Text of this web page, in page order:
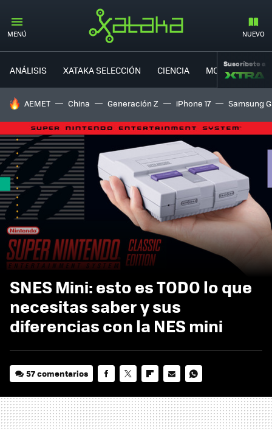
MENÚ NUEVO
ANÁLISIS XATAKA SELECCIÓN CIENCIA MOVILIDAD
Suscríbete a
HOY SE HABLA DE
AEMET China Generación Z iPhone 17 Samsung
SNES Mini: esto es TODO lo que
necesitas saber y sus
diferencias con la NES mini
57 comentarios
MAIL